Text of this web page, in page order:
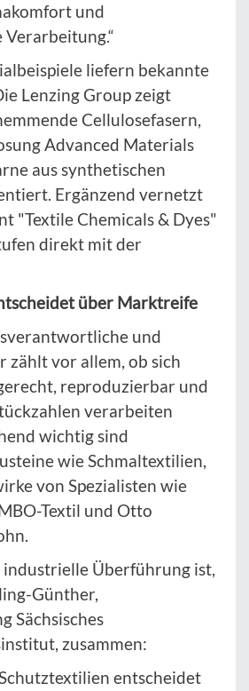
und
liefern bekannte
Lenzing Group zeigt
Cellulosefasern,
Advanced Materials
aus synthetischen
Ergänzend vernetzt
"Textile Chemicals & Dyes"
direkt mit der
über Marktreife
und
zählt vor allem, ob sich
reproduzierbar und
verarbeiten
wichtig sind
wie Schmaltextilien,
von Spezialisten wie
Textil und Otto
Überführung ist,
Günther,
Sächsisches
zusammen:
entscheidet